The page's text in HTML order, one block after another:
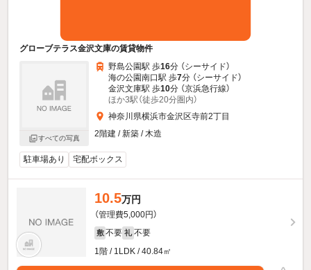
グローブテラス金沢文庫の賃貸物件
すべての写真
野島公園駅 歩16分 （シーサイド）
海の公園南口駅 歩7分 （シーサイド）
金沢文庫駅 歩10分 （京浜急行線）
ほか3駅（徒歩20分圏内）
神奈川県横浜市金沢区寺前2丁目
2階建 / 新築 / 木造
駐車場あり 宅配ボックス
10.5万円
（管理費5,000円）
敷 不要 礼 不要
1階 / 1LDK / 40.84㎡